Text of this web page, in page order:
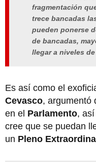
fragmentación
trece bancadas
pueden ponerse
de bancadas,
llegar a niveles
Es así como el
Cevasco, argumentó
en el Parlamento,
cree que se puedan
un Pleno